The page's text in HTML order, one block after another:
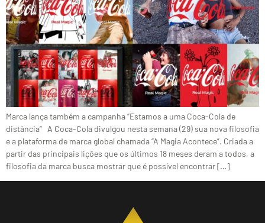
Marca lança também a campanha “Estamos a uma Coca-Cola de
distância” A Coca-Cola divulgou nesta semana (29) sua nova filosofia
e a plataforma de marca global chamada “A Magia Acontece”. Criada a
partir das principais lições que os últimos 18 meses deram a todos, a
filosofia da marca busca mostrar que é possível encontrar […]